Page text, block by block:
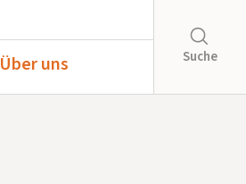
Über uns Suche